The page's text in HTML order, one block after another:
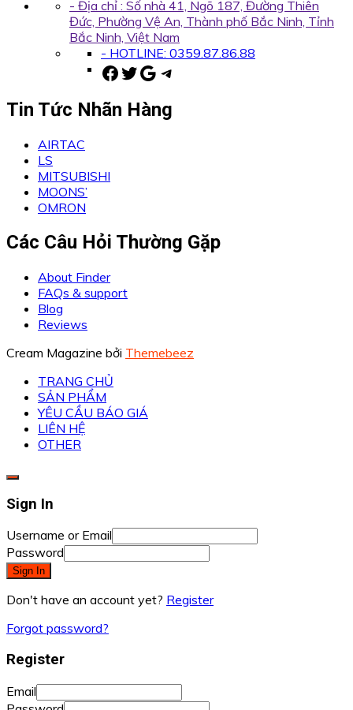
- Địa chỉ : Số nhà 41, Ngõ 187, Đường Thiên
Đức, Phường Vệ An, Thành phố Bắc Ninh, Tỉnh
Bắc Ninh, Việt Nam
- HOTLINE: 0359.87.86.88
Facebook
Twitter
Google
Telegram
Tin Tức Nhãn Hàng
AIRTAC
LS
MITSUBISHI
MOONS’
OMRON
Các Câu Hỏi Thường Gặp
About Finder
FAQs & support
Blog
Reviews
Cream Magazine bởi Themebeez
TRANG CHỦ
SẢN PHẨM
YÊU CẦU BÁO GIÁ
LIÊN HỆ
OTHER
Sign In
Username or Email
Password
Sign In
Don't have an account yet? Register
Forgot password?
Register
Email